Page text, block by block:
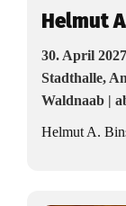
Helmut
30. April
Stadthalle,
Waldnaab |
Helmut A.